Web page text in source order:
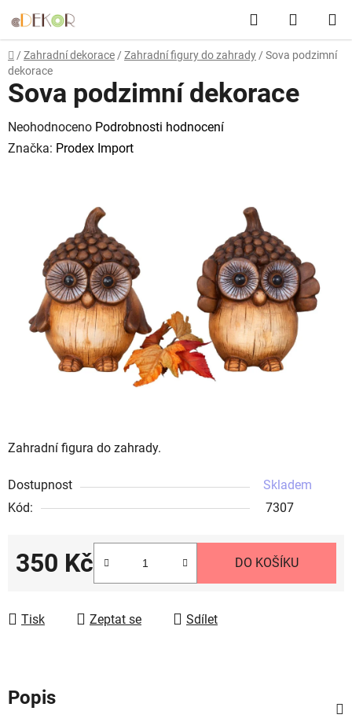
na
obsah
Hledat
KOŠÍK
Domů
/ Zahradní dekorace / Zahradní figury do zahrady / Sova podzimní
dekorace
Zahradní figura do zahrady.
Dostupnost
Skladem
Kód:
7307
350 Kč DO KOŠÍKU
Tisk Zeptat se Sdílet
Sova podzimní dekorace
Průměrné
hodnocení
hvězdiček.
Neohodnoceno Podrobnosti hodnocení
Značka: Prodex Import
Popis